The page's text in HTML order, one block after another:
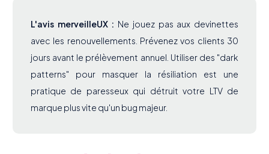
L'avis merveilleUX : Ne jouez pas aux devinettes
avec les renouvellements. Prévenez vos clients 30
jours avant le prélèvement annuel. Utiliser des "dark
patterns" pour masquer la résiliation est une
pratique de paresseux qui détruit votre LTV de
marque plus vite qu'un bug majeur.